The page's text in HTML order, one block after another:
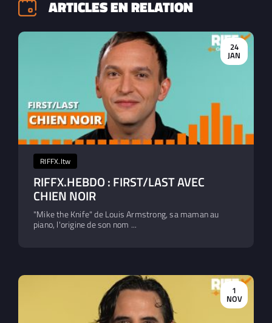
ARTICLES EN RELATION
24
JAN
RIFFX.Itw
RIFFX.HEBDO : FIRST/LAST AVEC
CHIEN NOIR
"Mike the Knife" de Louis Armstrong, sa maman au
piano, l'origine de son nom ...
1
NOV